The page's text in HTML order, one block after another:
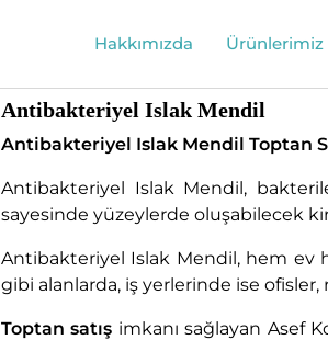
Hakkımızda Ürünlerimiz
Antibakteriyel Islak Mendil
Antibakteriyel Islak Mendil Toptan
Antibakteriyel Islak Mendil,
sayesinde yüzeylerde oluşabilecek
Antibakteriyel Islak Mendil, hem ev
gibi alanlarda, iş yerlerinde ise
Toptan satış imkanı sağlayan Asef